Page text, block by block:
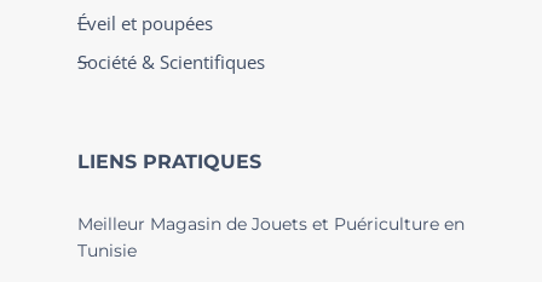
Éveil et poupées
Société & Scientifiques
LIENS PRATIQUES
Meilleur Magasin de Jouets et Puériculture en
Tunisie